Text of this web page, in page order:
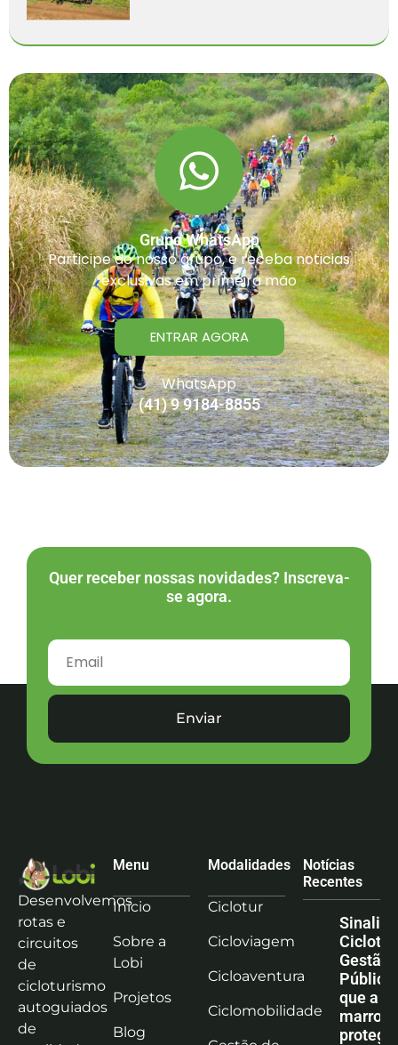
Grupo WhatsApp
Participe do nosso grupo, e receba noticias
exclusivas em primeira mão
ENTRAR AGORA
WhatsApp
(41) 9 9184-8855
Quer receber nossas novidades? Inscreva-
se agora.
Enviar
Desenvolvemos
rotas e
circuitos
de
cicloturismo
autoguiados
de
Menu
Início
Sobre a
Lobi
Projetos
Blog
Modalidades
Ciclotur
Cicloviagem
Cicloaventura
Ciclomobilidade
Notícias
Recentes
Gestão
que a
marrom
protege